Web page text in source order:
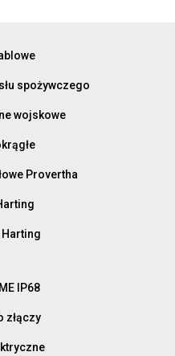
spożywczego
wojskowe
Provertha
Harting
IP68
złączy